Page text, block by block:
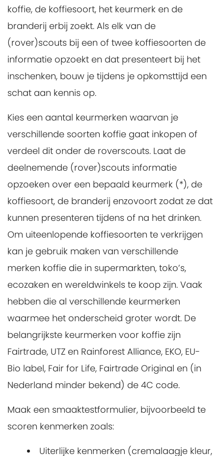
koffie, de koffiesoort, het keurmerk en de
branderij erbij zoekt. Als elk van de
(rover)scouts bij een of twee koffiesoorten de
informatie opzoekt en dat presenteert bij het
inschenken, bouw je tijdens je opkomsttijd een
schat aan kennis op.
Kies een aantal keurmerken waarvan je
verschillende soorten koffie gaat inkopen of
verdeel dit onder de roverscouts. Laat de
deelnemende (rover)scouts informatie
opzoeken over een bepaald keurmerk (*), de
koffiesoort, de branderij enzovoort zodat ze dat
kunnen presenteren tijdens of na het drinken.
Om uiteenlopende koffiesoorten te verkrijgen
kan je gebruik maken van verschillende
merken koffie die in supermarkten, toko’s,
ecozaken en wereldwinkels te koop zijn. Vaak
hebben die al verschillende keurmerken
waarmee het onderscheid groter wordt. De
belangrijkste keurmerken voor koffie zijn
Fairtrade, UTZ en Rainforest Alliance, EKO, EU-
Bio label, Fair for Life, Fairtrade Original en (in
Nederland minder bekend) de 4C code.
Maak een smaaktestformulier, bijvoorbeeld te
scoren kenmerken zoals:
Uiterlijke kenmerken (cremalaagje kleur,